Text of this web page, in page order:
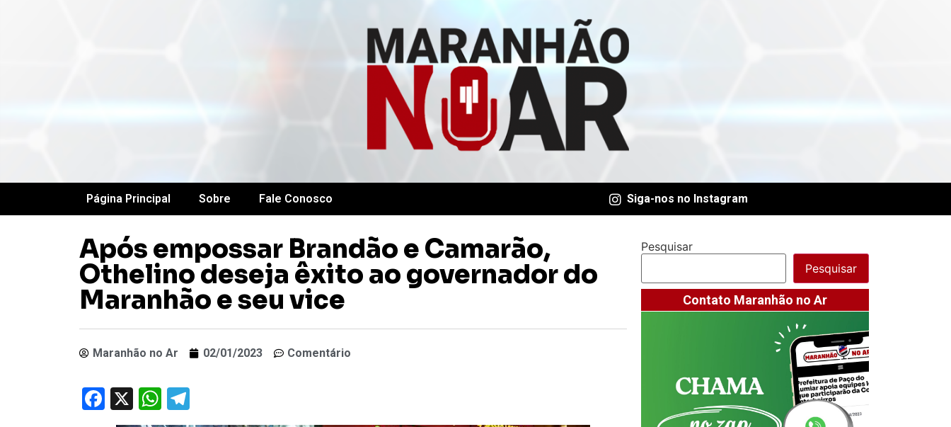
Página Principal Sobre Fale Conosco Siga-nos no Instagram
Após empossar Brandão e Camarão,
Othelino deseja êxito ao governador do
Maranhão e seu vice
Maranhão no Ar 02/01/2023 Comentário
Facebook
X WhatsApp
Pesquisar
Pesquisar
Contato Maranhão no Ar